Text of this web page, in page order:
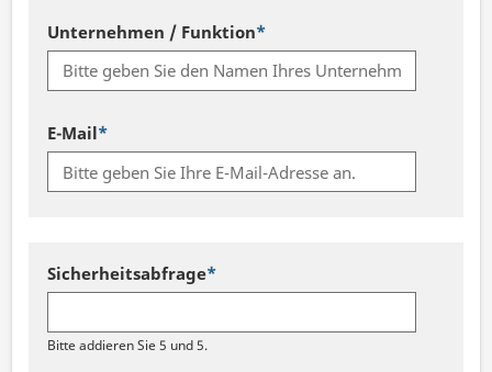
Pflichtfeld
Unternehmen / Funktion*
Pflichtfeld
E-Mail*
Weitere
Angaben
Pflichtfeld
Sicherheitsabfrage*
Bitte addieren Sie 5 und 5.